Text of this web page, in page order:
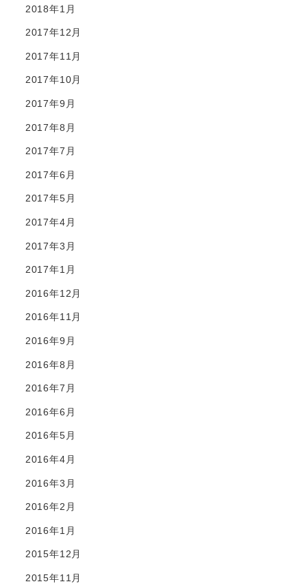
2018年1月
2017年12月
2017年11月
2017年10月
2017年9月
2017年8月
2017年7月
2017年6月
2017年5月
2017年4月
2017年3月
2017年1月
2016年12月
2016年11月
2016年9月
2016年8月
2016年7月
2016年6月
2016年5月
2016年4月
2016年3月
2016年2月
2016年1月
2015年12月
2015年11月